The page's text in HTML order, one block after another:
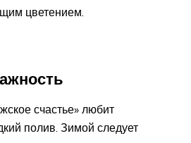
цветением.
счастье» любит
полив. Зимой следует